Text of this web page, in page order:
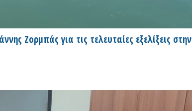
Ζορμπάς για τις τελευταίες εξελίξεις στην